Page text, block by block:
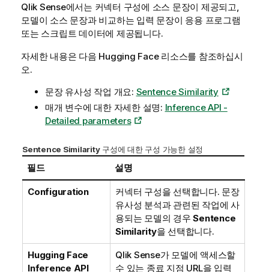
Qlik Sense에서는 커넥터 구성에 소스 문장이 제공되고,
모델이 소스 문장과 비교하는 입력 문장이 응용 프로그램
또는 스크립트 데이터에 제공됩니다.
자세한 내용은 다음 Hugging Face리소스를 참조하십시
오.
문장 유사성 작업 개요: Sentence Similarity
매개 변수에 대한 자세한 설명: Inference API -
Detailed parameters
Sentence Similarity구성에 대한 구성 가능한 설정
필드 설명
Configuration
커넥터 구성을 선택합니다. 문장
유사성 분석과 관련된 작업에 사
용되는 모델의 경우Sentence
Similarity을 선택합니다.
Hugging Face
Inference API
Qlik Sense가 모델에 액세스할
수 있는 종료 지점 URL을 입력